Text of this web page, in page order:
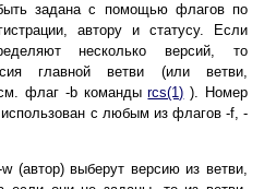
задана с помощью флагов по
автору и статусу. Если
несколько версий, то
главной ветви (или ветви,
флаг -b командыrcs(1) ). Номер
с любым из флагов -f, -
(автор) выберут версию из ветви,